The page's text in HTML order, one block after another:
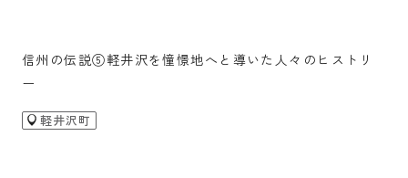
信州の伝説⑤軽井沢を憧憬地へと導いた人々のヒストリ
ー
軽井沢町